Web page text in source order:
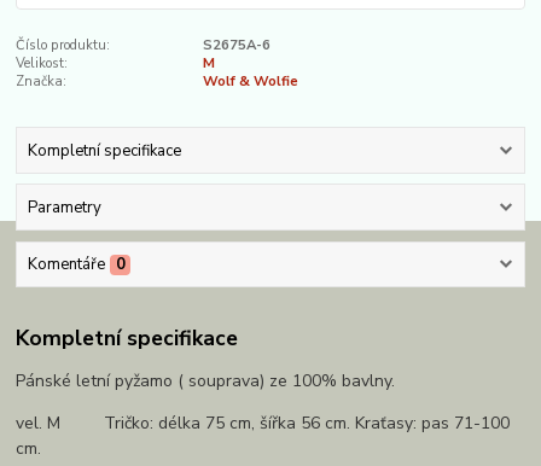
Číslo produktu:
S2675A-6
Velikost:
M
Značka:
Wolf & Wolfie
Kompletní specifikace
Parametry
Komentáře 0
Kompletní specifikace
Pánské letní pyžamo ( souprava) ze 100% bavlny.
vel. M Tričko: délka 75 cm, šířka 56 cm. Kraťasy: pas 71-100
cm.